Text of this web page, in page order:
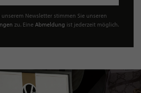
Newsletter stimmen Sie unseren
zu. Eine Abmeldung ist jederzeit möglich.